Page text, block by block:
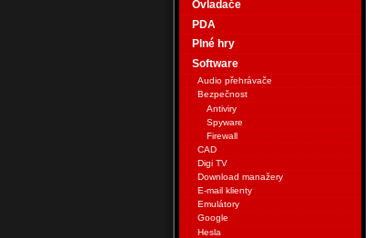
Ovladače
PDA
Plné hry
Software
Audio přehrávače
Bezpečnost
Antiviry
Spyware
Firewall
CAD
Digi TV
Download manažery
E-mail klienty
Emulátory
Google
Hesla